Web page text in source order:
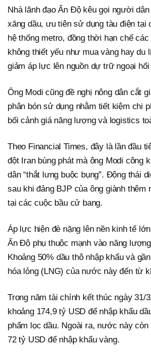
Nhà lãnh đạo Ấn Độ kêu gọi người
xăng dầu, ưu tiên sử dụng tàu điện tại
hệ thống metro, đồng thời hạn chế
không thiết yếu như mua vàng hay du
giảm áp lực lên nguồn dự trữ ngoại hối
Ông Modi cũng đề nghị nông dân cắt
phân bón sử dụng nhằm tiết kiệm chi
bối cảnh giá năng lượng và logistics
Theo Financial Times, đây là lần đầu
đột Iran bùng phát mà ông Modi công
dân “thắt lưng buộc bụng”. Động thái
sau khi đảng BJP của ông giành thêm
tại các cuộc bầu cử bang.
Áp lực hiện đè nặng lên nền kinh tế
Ấn Độ phụ thuộc mạnh vào năng
Khoảng 50% dầu thô nhập khẩu và
hóa lỏng (LNG) của nước này đến từ
Trong năm tài chính kết thúc ngày 31/
khoảng 174,9 tỷ USD để nhập khẩu
phẩm lọc dầu. Ngoài ra, nước này còn
72 tỷ USD để nhập khẩu vàng.